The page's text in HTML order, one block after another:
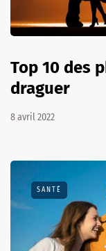
Top 10 des
draguer
8 avril 2022
SANTÉ